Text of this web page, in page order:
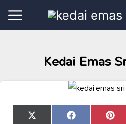
Kedai Emas
Share
X Share
Facebook Share